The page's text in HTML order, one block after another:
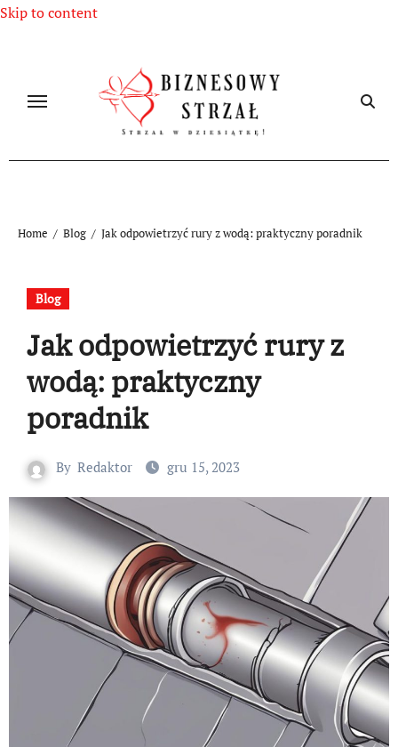
Skip to content
Home Blog Jak odpowietrzyć rury z wodą: praktyczny poradnik
Blog
Jak odpowietrzyć rury z
wodą: praktyczny
poradnik
By Redaktor gru 15, 2023